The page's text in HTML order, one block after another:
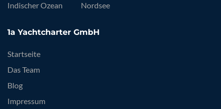
Indischer Ozean
Nordsee
1a Yachtcharter GmbH
Startseite
Das Team
Blog
Impressum